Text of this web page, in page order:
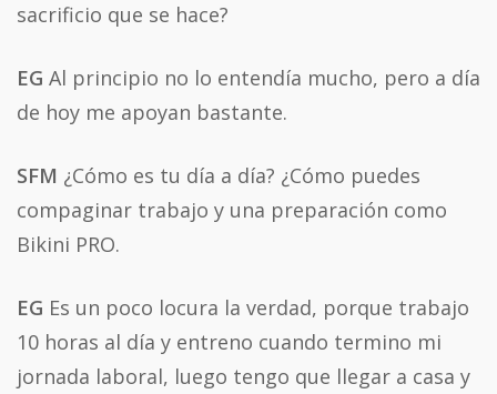
sacrificio que se hace?
EG Al principio no lo entendía mucho, pero a día
de hoy me apoyan bastante.
SFM ¿Cómo es tu día a día? ¿Cómo puedes
compaginar trabajo y una preparación como
Bikini PRO.
EG Es un poco locura la verdad, porque trabajo
10 horas al día y entreno cuando termino mi
jornada laboral, luego tengo que llegar a casa y